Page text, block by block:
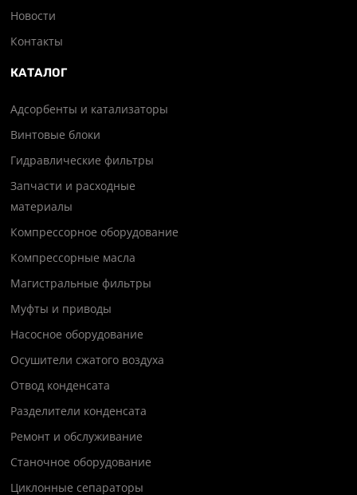
Новости
Контакты
КАТАЛОГ
Адсорбенты и катализаторы
Винтовые блоки
Гидравлические фильтры
Запчасти и расходные
материалы
Компрессорное оборудование
Компрессорные масла
Магистральные фильтры
Муфты и приводы
Насосное оборудование
Осушители сжатого воздуха
Отвод конденсата
Разделители конденсата
Ремонт и обслуживание
Станочное оборудование
Циклонные сепараторы